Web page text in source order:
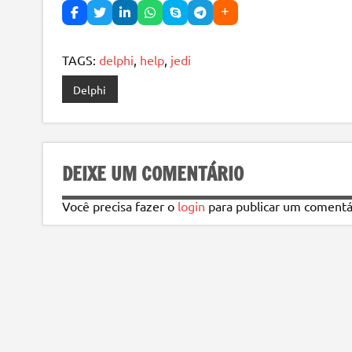
TAGS: delphi help, jedi
Delphi
DEIXE UM COMENTÁRIO
Você precisa fazer o login para publicar um